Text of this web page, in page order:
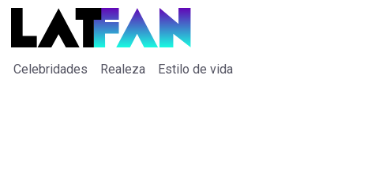
Celebridades Realeza Estilo de vida